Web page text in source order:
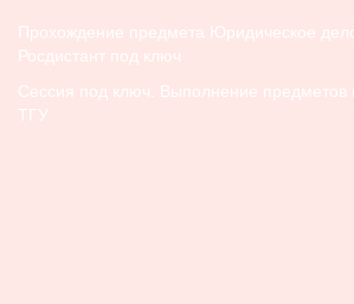
Прохождение предмета Юридическое
Росдистант под ключ
Сессия под ключ. Выполнение предметов
ТГУ